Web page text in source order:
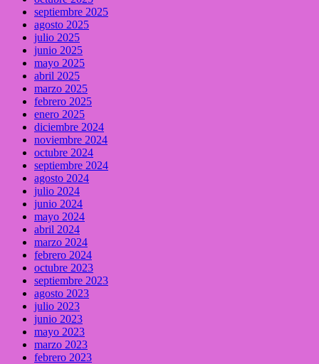
septiembre 2025
agosto 2025
julio 2025
junio 2025
mayo 2025
abril 2025
marzo 2025
febrero 2025
enero 2025
diciembre 2024
noviembre 2024
octubre 2024
septiembre 2024
agosto 2024
julio 2024
junio 2024
mayo 2024
abril 2024
marzo 2024
febrero 2024
octubre 2023
septiembre 2023
agosto 2023
julio 2023
junio 2023
mayo 2023
marzo 2023
febrero 2023